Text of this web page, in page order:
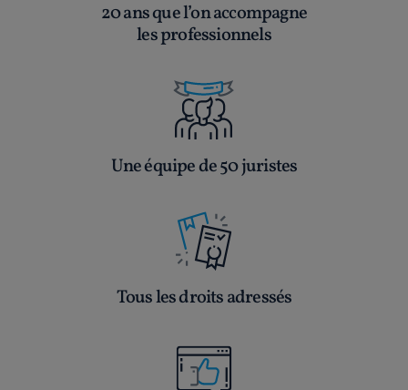
20 ans que l’on accompagne
les professionnels
Une équipe de 50 juristes
Tous les droits adressés